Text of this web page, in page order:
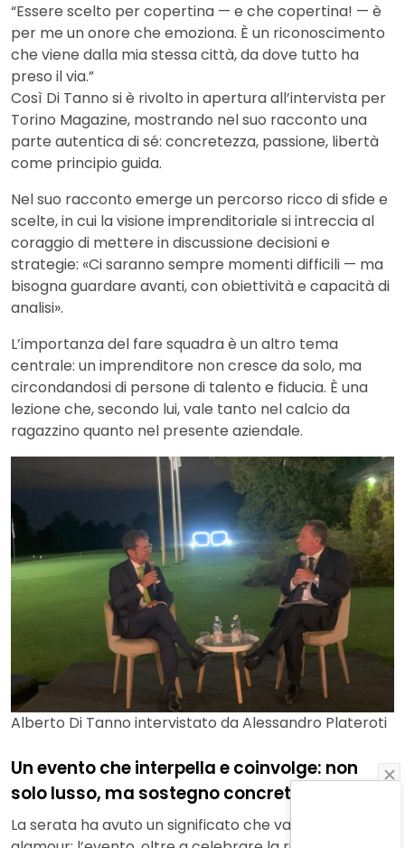
“Essere scelto per copertina — e che copertina! — è
per me un onore che emoziona. È un riconoscimento
che viene dalla mia stessa città, da dove tutto ha
preso il via.”
Così Di Tanno si è rivolto in apertura all’intervista per
Torino Magazine, mostrando nel suo racconto una
parte autentica di sé: concretezza, passione, libertà
come principio guida.
Nel suo racconto emerge un percorso ricco di sfide e
scelte, in cui la visione imprenditoriale si intreccia al
coraggio di mettere in discussione decisioni e
strategie: «Ci saranno sempre momenti difficili — ma
bisogna guardare avanti, con obiettività e capacità di
analisi».
L’importanza del fare squadra è un altro tema
centrale: un imprenditore non cresce da solo, ma
circondandosi di persone di talento e fiducia. È una
lezione che, secondo lui, vale tanto nel calcio da
ragazzino quanto nel presente aziendale.
Alberto Di Tanno intervistato da Alessandro Plateroti
Un evento che interpella e coinvolge: non
solo lusso, ma sostegno concreto
La serata ha avuto un significato che va oltre il